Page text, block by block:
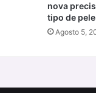
nova
tipo de pele
Agosto 5,